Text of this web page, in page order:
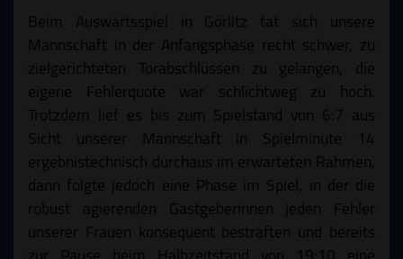
Beim Auswärtsspiel in Görlitz tat sich unsere
Mannschaft in der Anfangsphase recht schwer, zu
zielgerichteten Torabschlüssen zu gelangen, die
eigene Fehlerquote war schlichtweg zu hoch.
Trotzdem lief es bis zum Spielstand von 6:7 aus
Sicht unserer Mannschaft in Spielminute 14
ergebnistechnisch durchaus im erwarteten Rahmen,
dann folgte jedoch eine Phase im Spiel, in der die
robust agierenden Gastgeberinnen jeden Fehler
unserer Frauen konsequent bestraften und bereits